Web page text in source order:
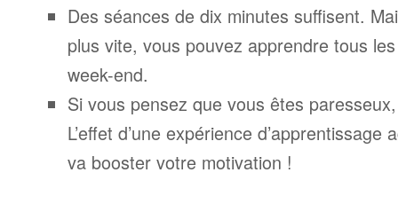
Des séances de dix minutes suffisent.
plus vite, vous pouvez apprendre tous
week-end.
Si vous pensez que vous êtes
L’effet d’une expérience
va booster votre motivation !